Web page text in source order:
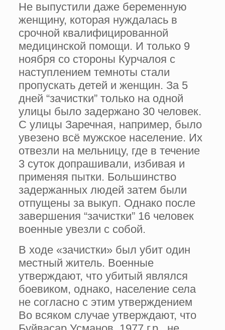
Не выпустили даже беременную
женщину, которая нуждалась в
срочной квалифицированной
медицинской помощи. И только 9
ноября со стороны Курчалоя с
наступлением темноты стали
пропускать детей и женщин. За 5
дней “зачистки” только на одной
улицы было задержано 30 человек.
С улицы Заречная, например, было
увезено всё мужское население. Их
отвезли на мельницу, где в течение
3 суток допрашивали, избивая и
применяя пытки. Большинство
задержанных людей затем были
отпущены за выкуп. Однако после
завершения “зачистки” 16 человек
военные увезли с собой.
В ходе «зачистки» был убит один
местный житель. Военные
утверждают, что убитый являлся
боевиком, однако, население села
не согласно с этим утверждением
Во всяком случае утверждают, что